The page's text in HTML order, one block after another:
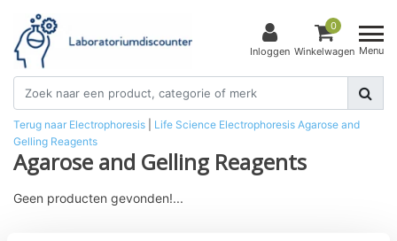
Inloggen
0
Winkelwagen Menu
Terug naar Electrophoresis Life Science Electrophoresis Agarose and
Gelling Reagents
Agarose and Gelling Reagents
Geen producten gevonden!...